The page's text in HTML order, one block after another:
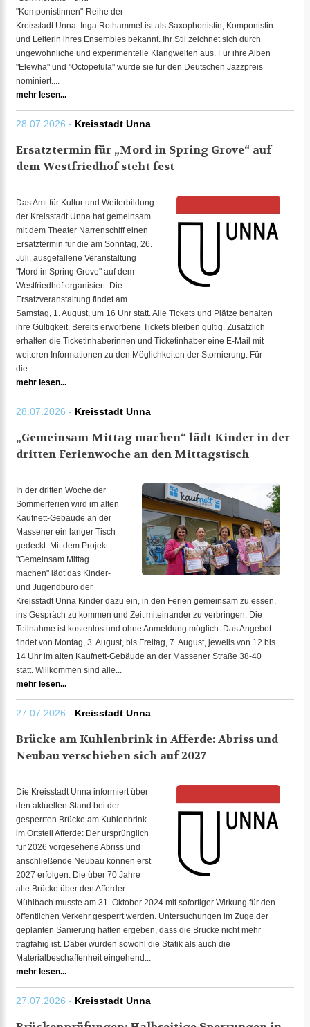
"Komponistinnen"-Reihe der
Kreisstadt Unna. Inga Rothammel ist als Saxophonistin, Komponistin
und Leiterin ihres Ensembles bekannt. Ihr Stil zeichnet sich durch
ungewöhnliche und experimentelle Klangwelten aus. Für ihre Alben
"Elewha" und "Octopetula" wurde sie für den Deutschen Jazzpreis
nominiert....
mehr lesen...
28.07.2026 - Kreisstadt Unna
Ersatztermin für „Mord in Spring Grove“ auf
dem Westfriedhof steht fest
Das Amt für Kultur und Weiterbildung
der Kreisstadt Unna hat gemeinsam
mit dem Theater Narrenschiff einen
Ersatztermin für die am Sonntag, 26.
Juli, ausgefallene Veranstaltung
"Mord in Spring Grove" auf dem
Westfriedhof organisiert. Die
Ersatzveranstaltung findet am
Samstag, 1. August, um 16 Uhr statt. Alle Tickets und Plätze behalten
ihre Gültigkeit. Bereits erworbene Tickets bleiben gültig. Zusätzlich
erhalten die Ticketinhaberinnen und Ticketinhaber eine E-Mail mit
weiteren Informationen zu den Möglichkeiten der Stornierung. Für
die...
mehr lesen...
28.07.2026 - Kreisstadt Unna
„Gemeinsam Mittag machen“ lädt Kinder in der
dritten Ferienwoche an den Mittagstisch
In der dritten Woche der
Sommerferien wird im alten
Kaufnett-Gebäude an der
Massener ein langer Tisch
gedeckt. Mit dem Projekt
"Gemeinsam Mittag
machen" lädt das Kinder-
und Jugendbüro der
Kreisstadt Unna Kinder dazu ein, in den Ferien gemeinsam zu essen,
ins Gespräch zu kommen und Zeit miteinander zu verbringen. Die
Teilnahme ist kostenlos und ohne Anmeldung möglich. Das Angebot
findet von Montag, 3. August, bis Freitag, 7. August, jeweils von 12 bis
14 Uhr im alten Kaufnett-Gebäude an der Massener Straße 38-40
statt. Willkommen sind alle...
mehr lesen...
27.07.2026 - Kreisstadt Unna
Brücke am Kuhlenbrink in Afferde: Abriss und
Neubau verschieben sich auf 2027
Die Kreisstadt Unna informiert über
den aktuellen Stand bei der
gesperrten Brücke am Kuhlenbrink
im Ortsteil Afferde: Der ursprünglich
für 2026 vorgesehene Abriss und
anschließende Neubau können erst
2027 erfolgen. Die über 70 Jahre
alte Brücke über den Afferder
Mühlbach musste am 31. Oktober 2024 mit sofortiger Wirkung für den
öffentlichen Verkehr gesperrt werden. Untersuchungen im Zuge der
geplanten Sanierung hatten ergeben, dass die Brücke nicht mehr
tragfähig ist. Dabei wurden sowohl die Statik als auch die
Materialbeschaffenheit eingehend...
mehr lesen...
27.07.2026 - Kreisstadt Unna